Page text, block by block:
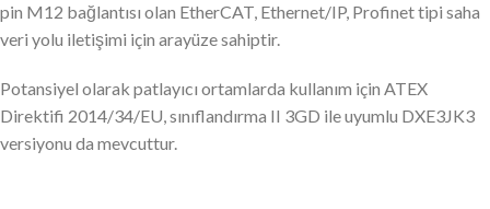
pin M12 bağlantısı olan EtherCAT, Ethernet/IP, Profinet tipi saha
veri yolu iletişimi için arayüze sahiptir.
Potansiyel olarak patlayıcı ortamlarda kullanım için ATEX
Direktifi 2014/34/EU, sınıflandırma II 3GD ile uyumlu DXE3JK3
versiyonu da mevcuttur.